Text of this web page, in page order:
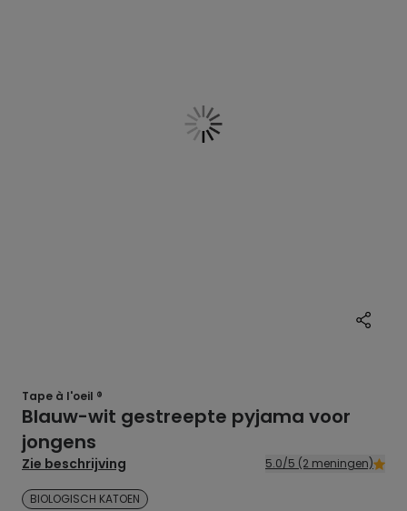
Tape à l'oeil ®
Blauw-wit gestreepte pyjama voor
jongens
Zie beschrijving 5.0/5 (2 meningen)
BIOLOGISCH KATOEN